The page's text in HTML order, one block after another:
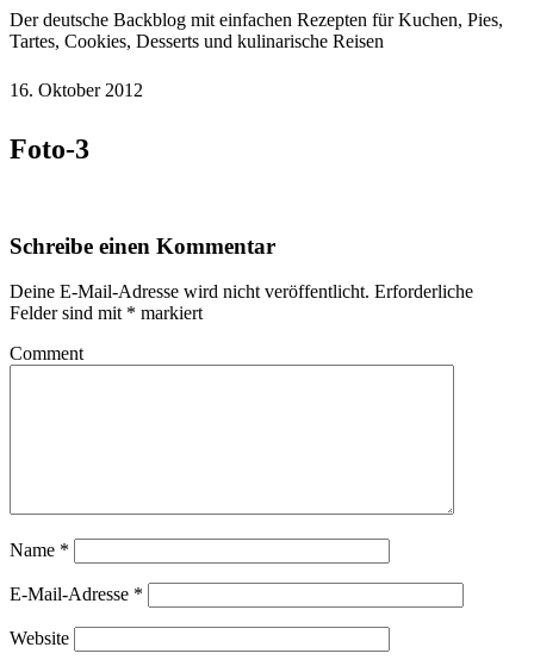
Der deutsche Backblog mit einfachen Rezepten für Kuchen, Pies,
Tartes, Cookies, Desserts und kulinarische Reisen
16. Oktober 2012
Foto-3
Schreibe einen Kommentar
Deine E-Mail-Adresse wird nicht veröffentlicht. Erforderliche
Felder sind mit * markiert
Comment
Name *
E-Mail-Adresse *
Website